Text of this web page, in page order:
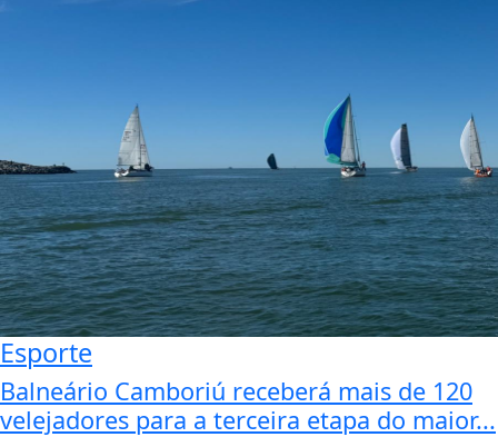
Esporte
Balneário Camboriú receberá mais de 120
velejadores para a terceira etapa do maior...